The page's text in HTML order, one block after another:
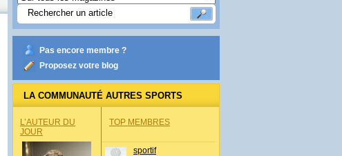
Pas encore membre ?
Proposez votre blog
LA COMMUNAUTÉ AUTRES SPORTS
L’AUTEUR DU
JOUR
TOP MEMBRES
sportif